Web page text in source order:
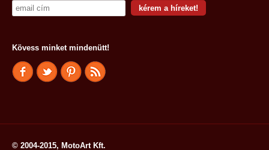
Kövess minket mindenütt!
© 2004-2015, MotoArt Kft.